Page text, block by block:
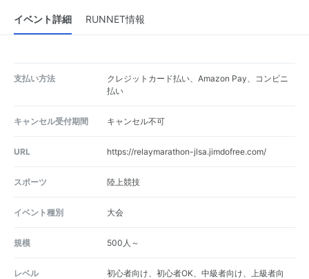
イベント詳細 RUNNET情報
支払い方法
クレジットカード払い、Amazon Pay、コンビニ
払い
キャンセル受付期間 キャンセル不可
URL https://relaymarathon-jlsa.jimdofree.com/
スポーツ 陸上競技
イベント種別 大会
規模 500人～
レベル
初心者向け、初心者OK、中級者向け、上級者向